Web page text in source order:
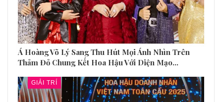
Á Hoàng Võ Lý Sang Thu Hút Mọi Ánh Nhìn Trên
Thảm Đỏ Chung Kết Hoa Hậu Với Diện Mạo…
GIẢI TRÍ